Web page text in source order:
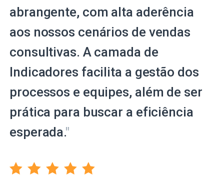
abrangente, com alta aderência
aos nossos cenários de vendas
consultivas. A camada de
Indicadores facilita a gestão dos
processos e equipes, além de ser
prática para buscar a eficiência
esperada."